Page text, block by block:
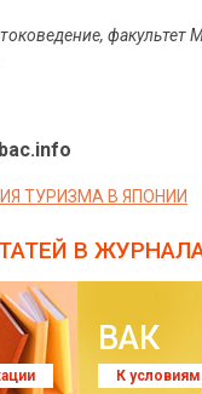
факультет
ТУРИЗМА В ЯПОНИИ
В
ВАК
К